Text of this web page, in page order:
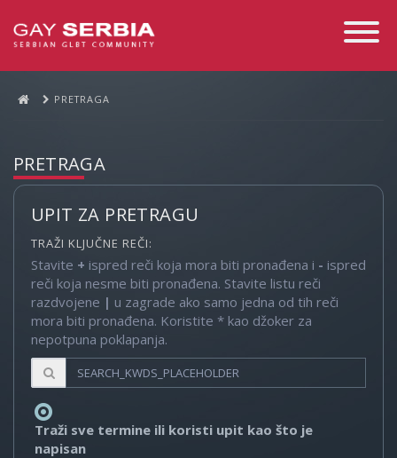
Toggle
PRETRAGA
PRETRAGA
UPIT ZA PRETRAGU
TRAŽI KLJUČNE REČI:
Stavite + ispred reči koja mora biti pronađena i - ispred
reči koja nesme biti pronađena. Stavite listu reči
razdvojene | u zagrade ako samo jedna od tih reči
mora biti pronađena. Koristite * kao džoker za
nepotpuna poklapanja.
Traži sve termine ili koristi upit kao što je
napisan